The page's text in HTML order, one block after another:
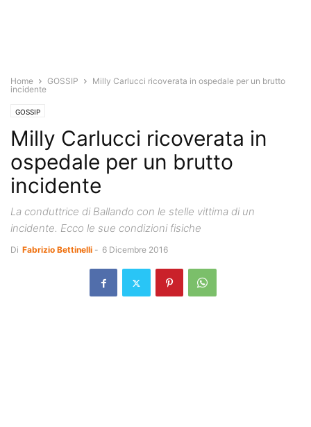
Home GOSSIP
Milly Carlucci ricoverata in ospedale per un brutto
incidente
GOSSIP
Milly Carlucci ricoverata in
ospedale per un brutto
incidente
La conduttrice di Ballando con le stelle vittima di un
incidente. Ecco le sue condizioni fisiche
Di Fabrizio Bettinelli - 6 Dicembre 2016